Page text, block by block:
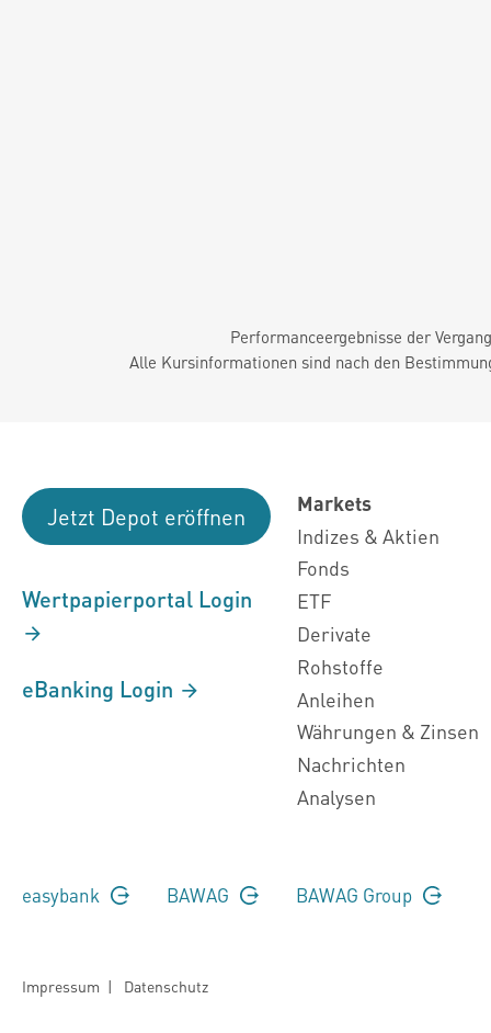
Performanceergebnisse der
Alle Kursinformationen sind nach den
Jetzt Depot eröffnen
Wertpapierportal Login
eBanking Login
Markets
Indizes & Aktien
Fonds
ETF
Derivate
Rohstoffe
Anleihen
Währungen & Zinsen
Nachrichten
Analysen
easybank BAWAG BAWAG Group
Impressum | Datenschutz